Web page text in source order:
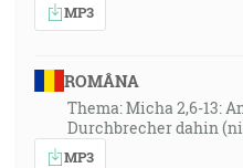
MP3
ROMÂNA
Thema: Micha 2,6-13:
Durchbrecher dahin
MP3